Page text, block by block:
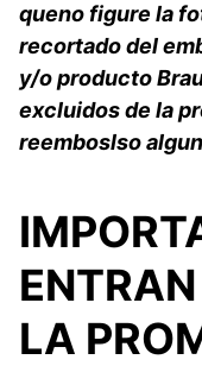
queno figure la
recortado del
y/o producto
excluidos de la
reemboslso
LA